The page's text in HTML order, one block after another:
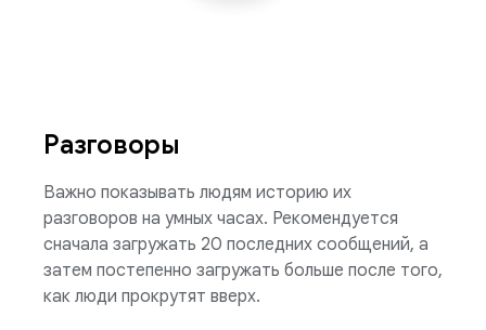
Разговоры
Важно показывать людям историю их
разговоров на умных часах. Рекомендуется
сначала загружать 20 последних сообщений, а
затем постепенно загружать больше после того,
как люди прокрутят вверх.